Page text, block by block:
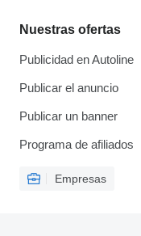
Nuestras ofertas
Publicidad en Autoline
Publicar el anuncio
Publicar un banner
Programa de afiliados
Empresas